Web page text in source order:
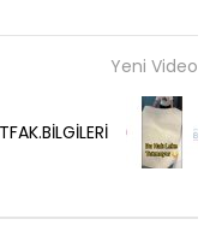
Yeni Video